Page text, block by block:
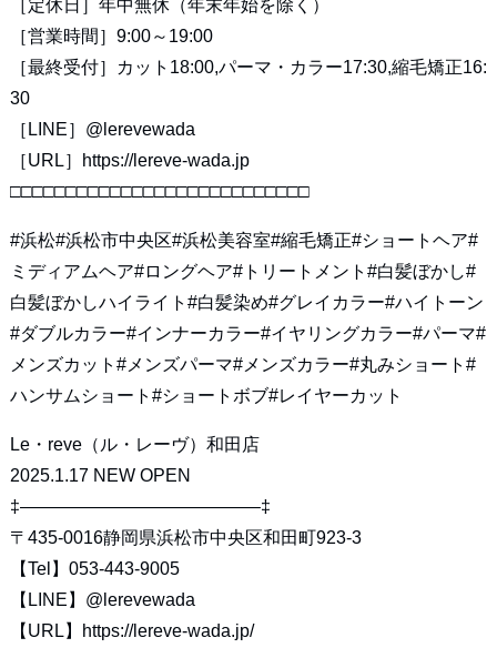
［定休日］年中無休（年末年始を除く）
［営業時間］9:00～19:00
［最終受付］カット18:00,パーマ・カラー17:30,縮毛矯正16:
30
［LINE］@lerevewada
［URL］https://lereve-wada.jp
□□□□□□□□□□□□□□□□□□□□□□□□□□□
#浜松#浜松市中央区#浜松美容室#縮毛矯正#ショートヘア#
ミディアムヘア#ロングヘア#トリートメント#白髪ぼかし#
白髪ぼかしハイライト#白髪染め#グレイカラー#ハイトーン
#ダブルカラー#インナーカラー#イヤリングカラー#パーマ#
メンズカット#メンズパーマ#メンズカラー#丸みショート#
ハンサムショート#ショートボブ#レイヤーカット
Le・reve（ル・レーヴ）和田店
2025.1.17 NEW OPEN
‡—————————————–‡
〒435-0016静岡県浜松市中央区和田町923-3
【Tel】053-443-9005
【LINE】 @lerevewada
【URL】
https://lereve-wada.jp/